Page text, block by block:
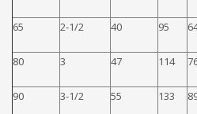
65 2-1/2 40 95
80 3 47 114
90 3-1/2 55 133